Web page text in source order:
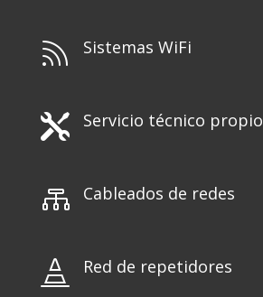
 Sistemas WiFi
 Servicio técnico propio
 Cableados de redes
 Red de repetidores